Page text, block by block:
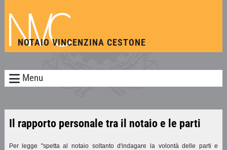
NOTAIO VINCENZINA CESTONE
Menu
Il rapporto personale tra il notaio e le parti
Per legge "spetta al notaio soltanto d'indagare la volontà delle parti e